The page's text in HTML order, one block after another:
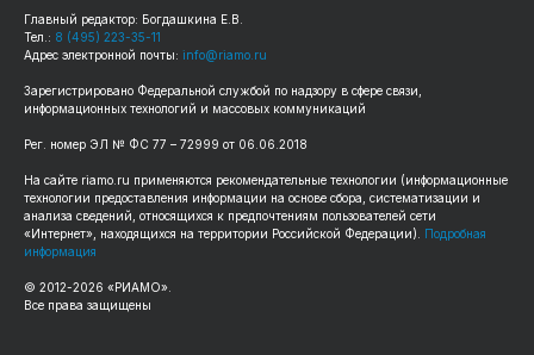
Главный редактор: Богдашкина Е.В.
Тел.: 8 (495) 223-35-11
Адрес электронной почты: info@riamo.ru
Зарегистрировано Федеральной службой по надзору в сфере связи,
информационных технологий и массовых коммуникаций
Рег. номер ЭЛ № ФС 77 – 72999 от 06.06.2018
На сайте riamo.ru применяются рекомендательные технологии (информационные
технологии предоставления информации на основе сбора, систематизации и
анализа сведений, относящихся к предпочтениям пользователей сети
«Интернет», находящихся на территории Российской Федерации). Подробная
информация
© 2012-2026 «РИАМО».
Все права защищены